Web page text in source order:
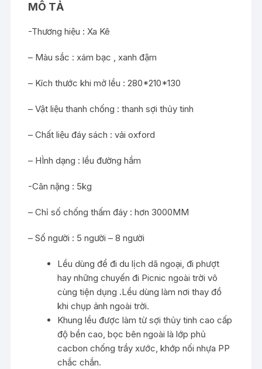
MÔ TẢ
-Thương hiệu : Xa Kê
– Màu sắc : xám bạc , xanh đậm
– Kích thước khi mở lều : 280*210*130
– Vật liệu thanh chống : thanh sợi thủy tinh
– Chất liệu đáy sách : vải oxford
– HÌnh dạng : lều đường hầm
-Cân nặng : 5kg
– Chỉ số chống thấm đáy : hơn 3000MM
– Số người : 5 người – 8 người
Lều dùng để đi du lịch dã ngoại, đi phượt
hay những chuyến đi Picnic ngoài trời vô
cùng tiện dụng .Lều dùng làm nơi thay đồ
khi chụp ảnh ngoài trời.
Khung lều được làm từ sợi thủy tinh cao cấp
độ bền cao, bọc bên ngoài là lớp phủ
cacbon chống trầy xước, khớp nối nhựa PP
chắc chắn.